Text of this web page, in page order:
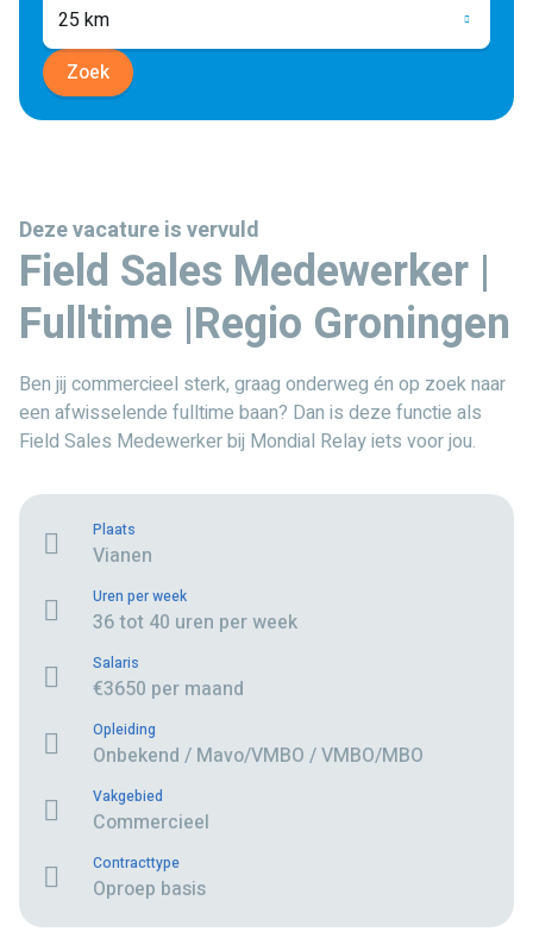
25 km
Zoek
Deze vacature is vervuld
Field Sales Medewerker |
Fulltime |Regio Groningen
Ben jij commercieel sterk, graag onderweg én op zoek naar
een afwisselende fulltime baan? Dan is deze functie als
Field Sales Medewerker bij Mondial Relay iets voor jou.
Plaats
Vianen
Uren per week
36 tot 40 uren per week
Salaris
€3650 per maand
Opleiding
Onbekend / Mavo/VMBO / VMBO/MBO
Vakgebied
Commercieel
Contracttype
Oproep basis